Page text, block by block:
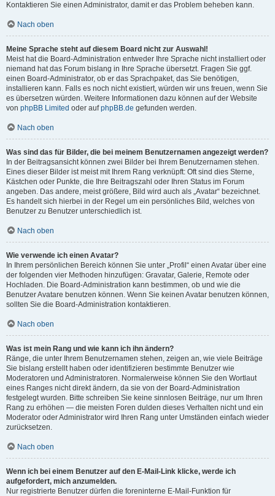
Kontaktieren Sie einen Administrator, damit er das Problem beheben kann.
Nach oben
Meine Sprache steht auf diesem Board nicht zur Auswahl!
Meist hat die Board-Administration entweder Ihre Sprache nicht installiert oder
niemand hat das Forum bislang in Ihre Sprache übersetzt. Fragen Sie ggf.
einen Board-Administrator, ob er das Sprachpaket, das Sie benötigen,
installieren kann. Falls es noch nicht existiert, würden wir uns freuen, wenn Sie
es übersetzen würden. Weitere Informationen dazu können auf der Website
von phpBB Limited oder aufphpBB.de gefunden werden.
Nach oben
Was sind das für Bilder, die bei meinem Benutzernamen angezeigt werden?
In der Beitragsansicht können zwei Bilder bei Ihrem Benutzernamen stehen.
Eines dieser Bilder ist meist mit Ihrem Rang verknüpft: Oft sind dies Sterne,
Kästchen oder Punkte, die Ihre Beitragszahl oder Ihren Status im Forum
angeben. Das andere, meist größere, Bild wird auch als „Avatar“ bezeichnet.
Es handelt sich hierbei in der Regel um ein persönliches Bild, welches von
Benutzer zu Benutzer unterschiedlich ist.
Nach oben
Wie verwende ich einen Avatar?
In Ihrem persönlichen Bereich können Sie unter „Profil“ einen Avatar über eine
der folgenden vier Methoden hinzufügen: Gravatar, Galerie, Remote oder
Hochladen. Die Board-Administration kann bestimmen, ob und wie die
Benutzer Avatare benutzen können. Wenn Sie keinen Avatar benutzen können,
sollten Sie die Board-Administration kontaktieren.
Nach oben
Was ist mein Rang und wie kann ich ihn ändern?
Ränge, die unter Ihrem Benutzernamen stehen, zeigen an, wie viele Beiträge
Sie bislang erstellt haben oder identifizieren bestimmte Benutzer wie
Moderatoren und Administratoren. Normalerweise können Sie den Wortlaut
eines Ranges nicht direkt ändern, da sie von der Board-Administration
festgelegt wurden. Bitte schreiben Sie keine sinnlosen Beiträge, nur um Ihren
Rang zu erhöhen — die meisten Foren dulden dieses Verhalten nicht und ein
Moderator oder Administrator wird Ihren Rang unter Umständen einfach wieder
zurücksetzen.
Nach oben
Wenn ich bei einem Benutzer auf den E-Mail-Link klicke, werde ich
aufgefordert, mich anzumelden.
Nur registrierte Benutzer dürfen die foreninterne E-Mail-Funktion für